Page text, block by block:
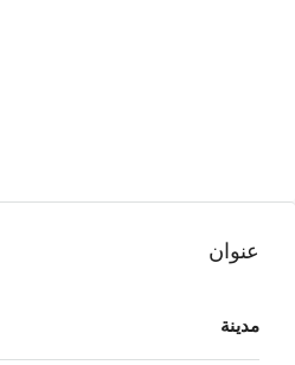
عنوان
مدينة